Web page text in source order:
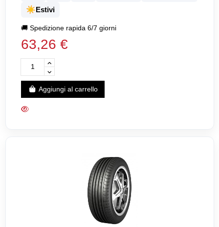
☀️Estivi
🚚Spedizione rapida 6/7 giorni
63,26 €
Aggiungi al carrello